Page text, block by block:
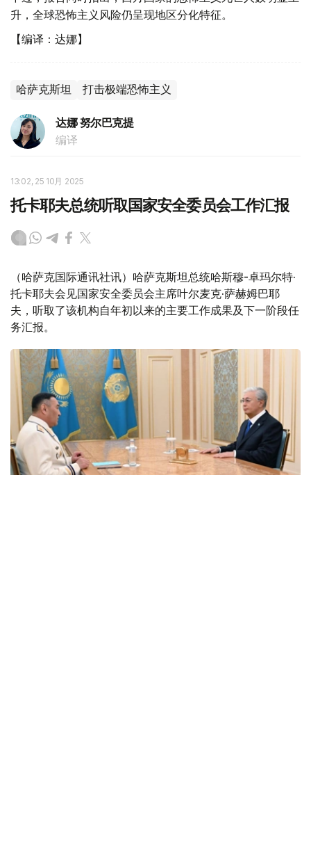
升，全球恐怖主义风险仍呈现地区分化特征。
【编译：达娜】
哈萨克斯坦 打击极端恐怖主义
达娜 努尔巴克提
编译
13:02, 25 10月 2025
托卡耶夫总统听取国家安全委员会工作汇报
（哈萨克国际通讯社讯）哈萨克斯坦总统哈斯穆-卓玛尔特·
托卡耶夫会见国家安全委员会主席叶尔麦克·萨赫姆巴耶
夫，听取了该机构自年初以来的主要工作成果及下一阶段任
务汇报。